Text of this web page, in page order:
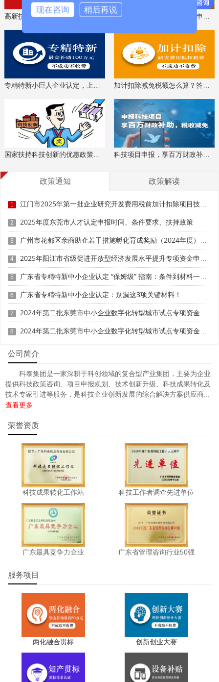
4.申报单位及其产业生态联合体单位须承诺在试点期间
对被改造企业予以一定程度的让利。
5.申报单位符合以下三项中的其中一项即可：
(1)供应链龙头企业(供应链模式数字化牵引单位)，指在
特定行业领域有产业号召力、有商业订单优势、有强烈的供
业骨干企业。申报单位应处于产业链供应链核心优势地位，
产业链带动能力突出，具有归属中山市的合作制造商或直接
供应商原则上不少于20家;具备较强的订单牵引能力，具备
较强的品牌影响力、或丰富的品牌资源代理和打造能力、或
多渠道运营能力;具备数字化转型成功经验，近三年内积极实
提升意愿，愿意站在行业视角推动供应链中小企业数字化改
造，统筹协调各部门资源高位推动试点工作。申报单位为省
级城市试点数字化牵引单位、战略性产业集群重点产业链“链
主”企业的优先考虑。
(2)产业链牵引企业(产业链模式数字化牵引单位)，指具
有较深行业制造知识和服务经验、较为完善的行业服务生
态、较强行业资源整合能力、较好的工程实施能力、有相关
行业的成功案例且能够持续稳定提供高质量服务的行业平台
型、服务支撑型、公共服务型等的企业，包括行业公共服务
企业、行业集成商(咨询商、专业商协会等)、从制造业企业
衍生的工业服务平台或深耕制造业细分产业链的第三方行业
平台等。申报单位项目负责人应为“懂行人”，“懂行人”应具备
深厚的细分行业从业经验，对试点细分行业发展与数字化有
业数字化转型服务能力，细分行业中小企业服务案例数不少
于5家。申报单位为省级城市试点数字化牵引单位的优先考
虑。
(3)数字化集成服务企业，指电信运营企业、工业互联网
平台企业等，为制造业企业提供通用的解决方案和服务，以
支持制造业企业广泛的工业应用和数字化转型的需求。申报
单位在试点细分行业具备较强的中小企业数字化转型服务能
力，细分行业中小企业服务案例数不少于5家。申报单位获
评工信部跨行业、跨领域工业互联网平台的优先考虑。
6.申报单位具备工业互联网、智能制造、数字化转型相
关国家、省、市级资质或奖项的优先考虑。
7.申报单位未被纳入失信惩戒主体名单、经营异常名录
或其他失信主体名单(可提供“信用中国”无违法违规证明公共
信用信息报告为重要佐证材料);近三年未发生重大安全事
故，未发生偷税漏税等违法违规行为。
等方面未出现重大违法违纪行为。
将予以统一公布和对接撮合，为试点行业中小企业数字化转
型做重点推荐。
高新技术企业认定，免费评估，通过后再收费
加计扣除减免税额怎么算？答疑解惑、咨询培训
国家扶持科技创新的优惠政策，索取资料、解读政策 科技项目申报，享百万财政补贴，减免40%所得税
政策通知 政策解读
1 江门市2025年第一批企业研究开发费用税前加计扣除项目技术鉴定申报时间、条件要求
2 2025年度东莞市人才认定申报时间、条件要求、扶持政策
3 广州市花都区亲商助企若干措施孵化育成奖励（2024年度）申报时间、条件要求、补助奖励
4 2025年阳江市省级促进开放型经济发展水平提升专项资金申报时间、条件要求、补助奖励
5 广东省专精特新中小企业认定 “保姆级” 指南：条件到材料一步清
6 广东省专精特新中小企业认定：别漏这3项关键材料！
7 2024年第二批东莞市中小企业数字化转型城市试点专项资金两化融合管理体系贯标项目资助计划
8 2024年第二批东莞市中小企业数字化转型城市试点专项资金两化融合管理体系贯标项目拟资助企业名单的公示
公司简介
科泰集团是一家深耕于科创领域的复合型产业集团，主要为企业
提供科技政策咨询、项目申报规划、技术创新升级、科技成果转化及
技术专家引进等服务，是科技企业创新发展的综合解决方案供应商...
查看更多
荣誉资质
科技成果转化工作站 科技工作者调查先进单位
广东最具竞争力企业 广东省管理咨询行业50强
服务项目
两化融合贯标 创新创业大赛
现在咨询 稍后再说